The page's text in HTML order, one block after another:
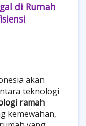
di Rumah
akan
teknologi
ramah
kemewahan,